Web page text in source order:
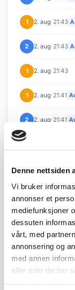
Denne nettsiden
Vi bruker
annonser et
mediefunksjoner
dessuten
vårt, med
annonsering og
med annen
eller som de har
1 2. aug· 21:43
2 2. aug· 21:43
1 2. aug· 21:43
1 2. aug· 21:41
2 2. aug· 21:41
← Forrige
#52